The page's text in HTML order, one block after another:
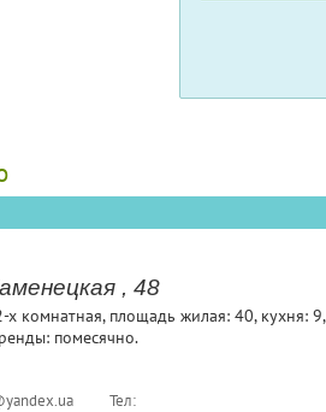
, 48
х комнатная, площадь жилая: 40, кухня:
помесячно.
Тел: